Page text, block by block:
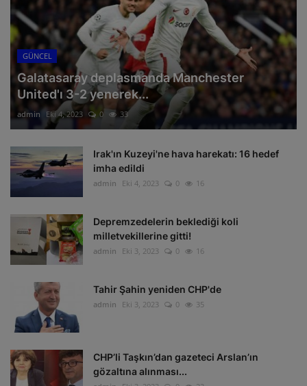
GÜNCEL
Galatasaray deplasmanda Manchester
United'ı 3-2 yenerek...
admin Eki 4, 2023 0 33
Irak'ın Kuzeyi'ne hava harekatı: 16 hedef
imha edildi
admin Eki 4, 2023 0 16
Depremzedelerin beklediği koli
milletvekillerine gitti!
admin Eki 3, 2023 0 16
Tahir Şahin yeniden CHP'de
admin Eki 3, 2023 0 35
CHP’li Taşkın’dan gazeteci Arslan’ın
gözaltına alınması...